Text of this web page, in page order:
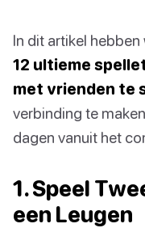
In dit artikel
12 ultieme
met vrienden te
verbinding te
dagen vanuit het
1. Speel
een Leugen